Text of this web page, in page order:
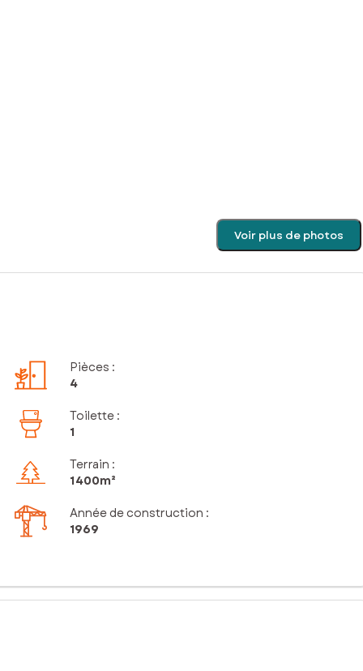
Voir plus de photos
Pièces :
4
Toilette :
1
Terrain :
1 400m²
Année de construction :
1969